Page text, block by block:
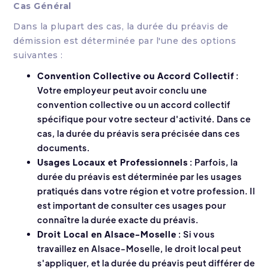
Cas Général
Dans la plupart des cas, la durée du préavis de
démission est déterminée par l'une des options
suivantes :
Convention Collective ou Accord Collectif :
Votre employeur peut avoir conclu une
convention collective ou un accord collectif
spécifique pour votre secteur d'activité. Dans ce
cas, la durée du préavis sera précisée dans ces
documents.
Usages Locaux et Professionnels : Parfois, la
durée du préavis est déterminée par les usages
pratiqués dans votre région et votre profession. Il
est important de consulter ces usages pour
connaître la durée exacte du préavis.
Droit Local en Alsace-Moselle : Si vous
travaillez en Alsace-Moselle, le droit local peut
s'appliquer, et la durée du préavis peut différer de